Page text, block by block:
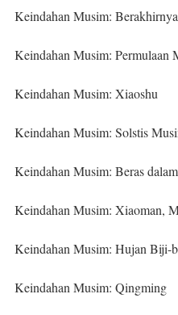
Keindahan Musim:
Keindahan Musim: Permulaan
Keindahan Musim: Xiaoshu
Keindahan Musim: Solstis
Keindahan Musim: Beras
Keindahan Musim: Xiaoman,
Keindahan Musim: Hujan Biji-
Keindahan Musim: Qingming